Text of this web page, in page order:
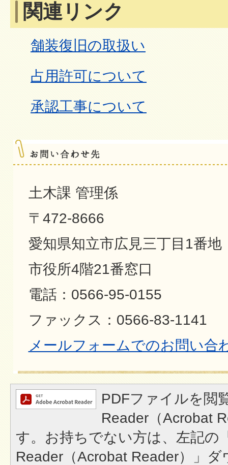
関連リンク
舗装復旧の取扱い
占用許可について
承認工事について
土木課 管理係
〒472-8666
愛知県知立市広見三丁目1番地
市役所4階21番窓口
電話：0566-95-0155
ファックス：0566-83-1141
メールフォームでのお問い合
PDFファイルを閲
Reader（Acrobat
す。お持ちでない方は、左記の
Reader（Acrobat Reader）」